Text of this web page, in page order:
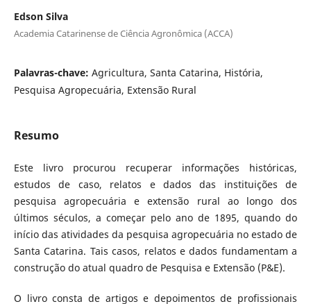
Edson Silva
Academia Catarinense de Ciência Agronômica (ACCA)
Palavras-chave: Agricultura, Santa Catarina, História,
Pesquisa Agropecuária, Extensão Rural
Resumo
Este livro procurou recuperar informações históricas,
estudos de caso, relatos e dados das instituições de
pesquisa agropecuária e extensão rural ao longo dos
últimos séculos, a começar pelo ano de 1895, quando do
início das atividades da pesquisa agropecuária no estado de
Santa Catarina. Tais casos, relatos e dados fundamentam a
construção do atual quadro de Pesquisa e Extensão (P&E).
O livro consta de artigos e depoimentos de profissionais